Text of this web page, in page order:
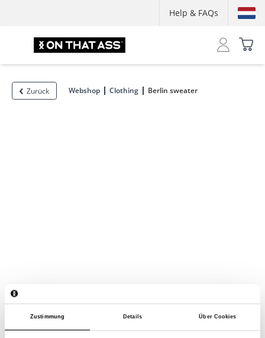
Zustimmung Details Über Cookies
Help & FAQs
Zurück Webshop Clothing Berlin sweater